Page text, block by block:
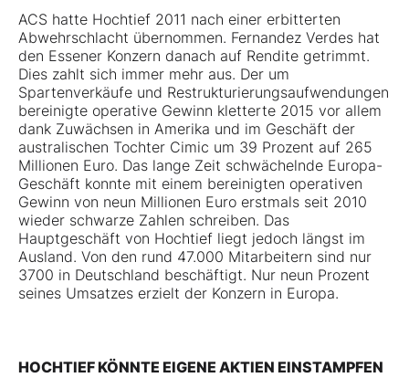
ACS hatte Hochtief 2011 nach einer erbitterten
Abwehrschlacht übernommen. Fernandez Verdes hat
den Essener Konzern danach auf Rendite getrimmt.
Dies zahlt sich immer mehr aus. Der um
Spartenverkäufe und Restrukturierungsaufwendungen
bereinigte operative Gewinn kletterte 2015 vor allem
dank Zuwächsen in Amerika und im Geschäft der
australischen Tochter Cimic um 39 Prozent auf 265
Millionen Euro. Das lange Zeit schwächelnde Europa-
Geschäft konnte mit einem bereinigten operativen
Gewinn von neun Millionen Euro erstmals seit 2010
wieder schwarze Zahlen schreiben. Das
Hauptgeschäft von Hochtief liegt jedoch längst im
Ausland. Von den rund 47.000 Mitarbeitern sind nur
3700 in Deutschland beschäftigt. Nur neun Prozent
seines Umsatzes erzielt der Konzern in Europa.
HOCHTIEF KÖNNTE EIGENE AKTIEN EINSTAMPFEN